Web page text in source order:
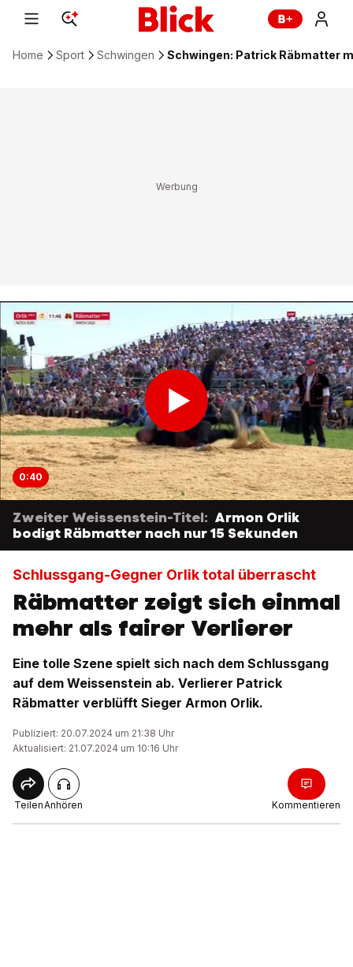
Home Sport Schwingen Schwingen: Patrick Räbmatter
0:40
Zweiter Weissenstein-Titel: Armon Orlik
bodigt Räbmatter nach nur 15 Sekunden
Schlussgang-Gegner Orlik total überrascht
Räbmatter zeigt sich einmal
mehr als fairer Verlierer
Eine tolle Szene spielt sich nach dem Schlussgang
auf dem Weissenstein ab. Verlierer Patrick
Räbmatter verblüfft Sieger Armon Orlik.
Publiziert: 20.07.2024 um 21:38 Uhr
Aktualisiert: 21.07.2024 um 10:16 Uhr
TeilenAnhören Kommentieren